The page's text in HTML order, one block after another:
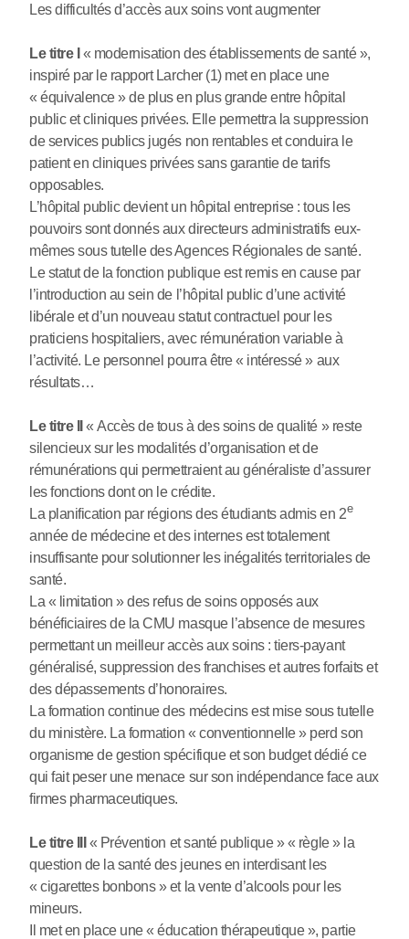
Les difficultés d’accès aux soins vont augmenter
Le titre I « modernisation des établissements de santé »,
inspiré par le rapport Larcher (1) met en place une
« équivalence » de plus en plus grande entre hôpital
public et cliniques privées. Elle permettra la suppression
de services publics jugés non rentables et conduira le
patient en cliniques privées sans garantie de tarifs
opposables.
L’hôpital public devient un hôpital entreprise : tous les
pouvoirs sont donnés aux directeurs administratifs eux-
mêmes sous tutelle des Agences Régionales de santé.
Le statut de la fonction publique est remis en cause par
l’introduction au sein de l’hôpital public d’une activité
libérale et d’un nouveau statut contractuel pour les
praticiens hospitaliers, avec rémunération variable à
l’activité. Le personnel pourra être « intéressé » aux
résultats…
Le titre II
« Accès de tous à des soins de qualité » reste
silencieux sur les modalités d’organisation et de
rémunérations qui permettraient au généraliste d’assurer
les fonctions dont on le crédite.
La planification par régions des étudiants admis en 2e
année de médecine et des internes est totalement
insuffisante pour solutionner les inégalités territoriales de
santé.
La « limitation » des refus de soins opposés aux
bénéficiaires de la CMU masque l’absence de mesures
permettant un meilleur accès aux soins : tiers-payant
généralisé, suppression des franchises et autres forfaits et
des dépassements d’honoraires.
La formation continue des médecins est mise sous tutelle
du ministère. La formation « conventionnelle » perd son
organisme de gestion spécifique et son budget dédié ce
qui fait peser une menace sur son indépendance face aux
firmes pharmaceutiques.
Le titre III
« Prévention et santé publique » « règle » la
question de la santé des jeunes en interdisant les
« cigarettes bonbons » et la vente d’alcools pour les
mineurs.
Il met en place une « éducation thérapeutique », partie